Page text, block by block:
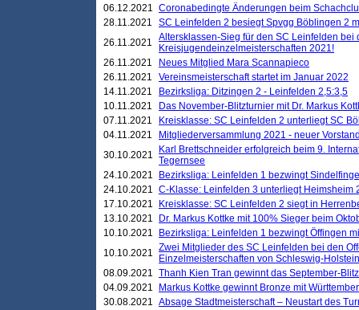
06.12.2021 Coronabedingte Änderungen beim
28.11.2021
SC Leinfelden 2 besiegt Spvgg Böblingen 2
26.11.2021
Altersklassen-Sieg für den SC Leinfelden bei
Kreisjugendeinzelmeisterschaften 2021!
26.11.2021
Neues Mitglied Mara Scannapieco
26.11.2021
Vereinsmeisterschaft startet im Januar 2022
14.11.2021
Bezirksliga: Ditzingen 2 - Leinfelden 2,5:3,5
10.11.2021
Das November-Blitzturnier mit Dr. Markus
07.11.2021
Kreisklasse: SC Leinfelden 2 unterliegt SC
04.11.2021
Mitgliederversammlung 2021 - neuer
30.10.2021
Karl Brettschneider erfolgreich beim 9.
Tegernsee
24.10.2021
Bezirksliga: Leinfelden 1 bezwingt
24.10.2021 C-Klasse: Leinfelden 3 unterliegt Heimsheim
17.10.2021
Kreisklasse: SC Leinfelden 2 siegt in
13.10.2021
Dr. Markus Kottke mit 100% Sieger beim
10.10.2021
Bezirksliga: Leinfelden 1 bezwingt Öffingen
10.10.2021 Zwei Mitglieder des SC Leinfelden bei den
Einzelmeisterschaften von Schleswig-
08.09.2021 Thanh Kien Tran gewinnt das September-
04.09.2021
Markus Kottke gewinnt Bronze mit
30.08.2021 Absage Stadtmeisterschaft – Neustart des